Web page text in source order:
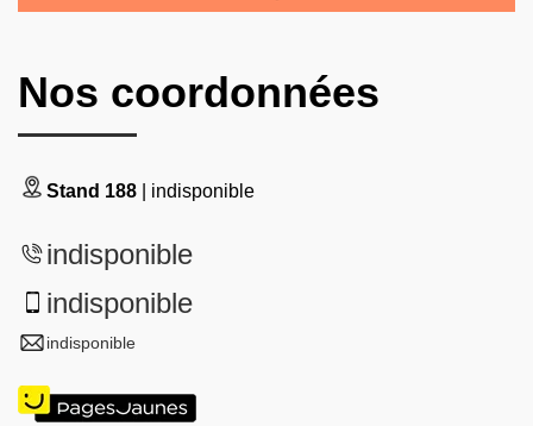
Nos coordonnées
Stand 188 | indisponible
indisponible
indisponible
indisponible